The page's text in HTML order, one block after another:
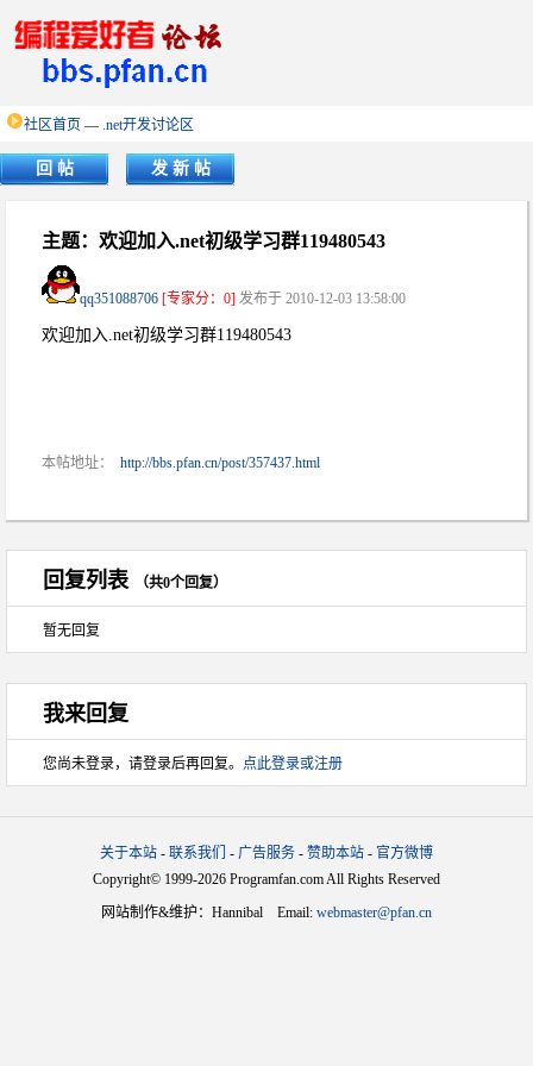
社区首页 — .net开发讨论区
回 帖 发 新 帖
主题：欢迎加入.net初级学习群119480543
qq351088706 [专家分：0] 发布于 2010-12-03 13:58:00
欢迎加入.net初级学习群119480543
本帖地址： http://bbs.pfan.cn/post/357437.html
回复列表 （共0个回复）
暂无回复
我来回复
您尚未登录，请登录后再回复。 点此登录或注册
关于本站 - 联系我们 - 广告服务 - 赞助本站 - 官方微博
Copyright© 1999-2026 Programfan.com All Rights Reserved
网站制作&维护：Hannibal Email: webmaster@pfan.cn